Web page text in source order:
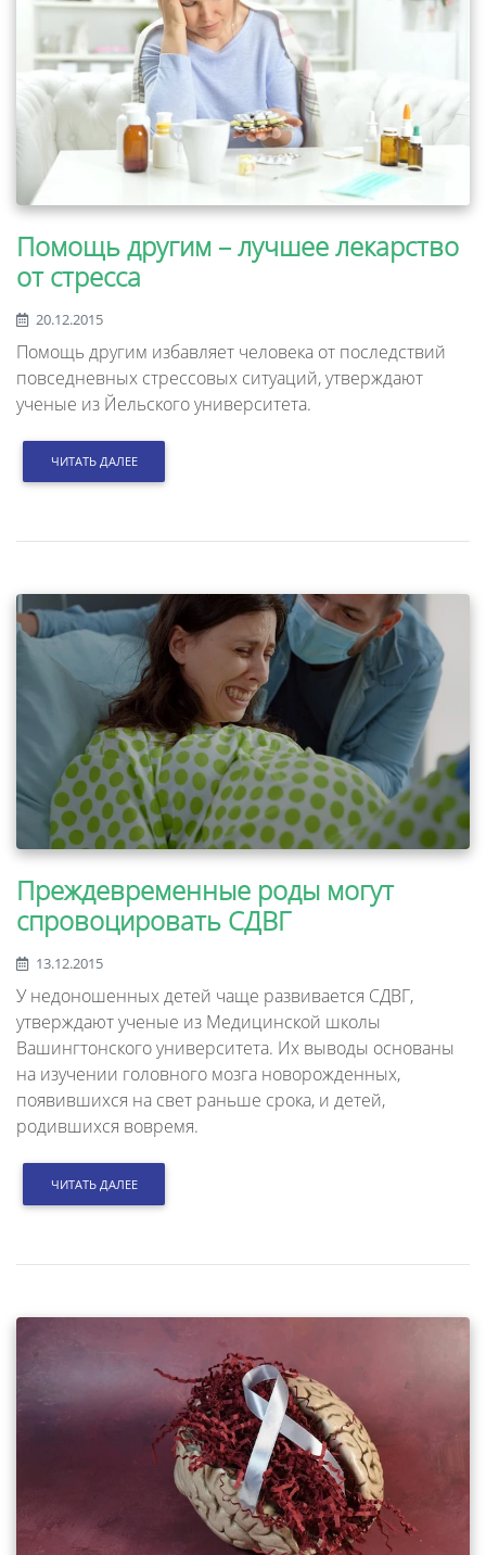
Помощь другим – лучшее лекарство
от стресса
20.12.2015
Помощь другим избавляет человека от последствий
повседневных стрессовых ситуаций, утверждают
ученые из Йельского университета.
ЧИТАТЬ ДАЛЕЕ
Преждевременные роды могут
спровоцировать СДВГ
13.12.2015
У недоношенных детей чаще развивается СДВГ,
утверждают ученые из Медицинской школы
Вашингтонского университета. Их выводы основаны
на изучении головного мозга новорожденных,
появившихся на свет раньше срока, и детей,
родившихся вовремя.
ЧИТАТЬ ДАЛЕЕ